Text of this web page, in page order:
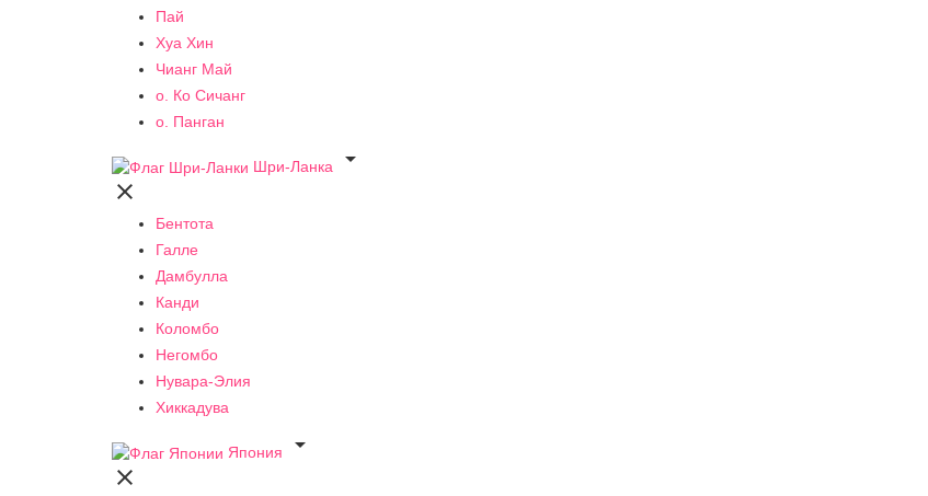
Пай
Хуа Хин
Чианг Май
о. Ко Сичанг
о. Панган
Шри-Ланка


Бентота
Галле
Дамбулла
Канди
Коломбо
Негомбо
Нувара-Элия
Хиккадува
Япония

